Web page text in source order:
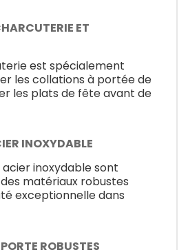
ET
est spécialement
les collations à portée de
les plats de fête avant de
INOXYDABLE
inoxydable sont
matériaux robustes
exceptionnelle dans
ROBUSTES